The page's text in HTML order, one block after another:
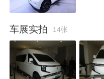
车展实拍 14张